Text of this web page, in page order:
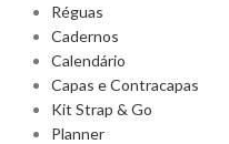
Réguas
Cadernos
Calendário
Capas e Contracapas
Kit Strap & Go
Planner